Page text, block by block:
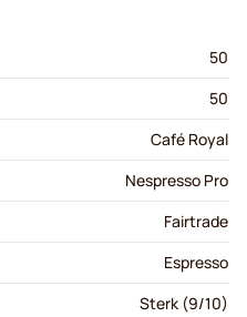
50
50
Café Royal
Nespresso Pro
Fairtrade
Espresso
Sterk (9/10)